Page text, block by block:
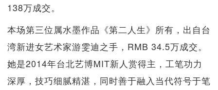
138万成交。
本场第三位属水墨作品《第二人生》所有，出自台
湾新进女艺术家游雯迪之手，RMB 34.5万成交。
她是2014年台北艺博MIT新人赏得主，工笔功力
深厚，技巧细腻精湛，同时善于融入当代符号于笔